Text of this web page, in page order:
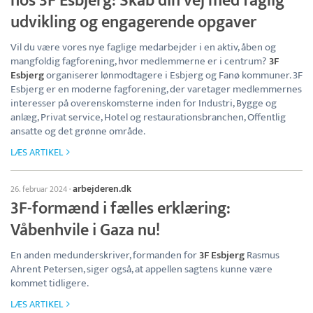
udvikling og engagerende opgaver
Vil du være vores nye faglige medarbejder i en aktiv, åben og
mangfoldig fagforening, hvor medlemmerne er i centrum?3F
Esbjergorganiserer lønmodtagere i Esbjerg og Fanø kommuner. 3F
Esbjerg er en moderne fagforening, der varetager medlemmernes
interesser på overenskomsterne inden for Industri, Bygge og
anlæg, Privat service, Hotel og restaurationsbranchen, Offentlig
ansatte og det grønne område.
LÆS ARTIKEL
26. februar 2024·arbejderen.dk
3F-formænd i fælles erklæring:
Våbenhvile i Gaza nu!
En anden medunderskriver, formanden for3F EsbjergRasmus
Ahrent Petersen, siger også, at appellen sagtens kunne være
kommet tidligere.
LÆS ARTIKEL